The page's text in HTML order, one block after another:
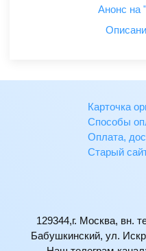
Анонс на
Карточка
Способы
Оплата,
Старый
129344,г. Москва, вн.
Бабушкинский, ул.